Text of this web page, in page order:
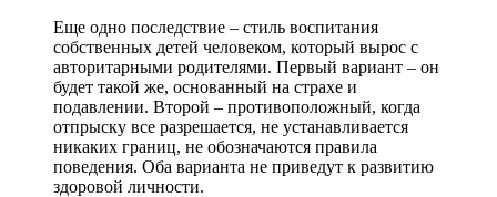
Еще одно последствие – стиль воспитания
собственных детей человеком, который вырос с
авторитарными родителями. Первый вариант – он
будет такой же, основанный на страхе и
подавлении. Второй – противоположный, когда
отпрыску все разрешается, не устанавливается
никаких границ, не обозначаются правила
поведения. Оба варианта не приведут к развитию
здоровой личности.